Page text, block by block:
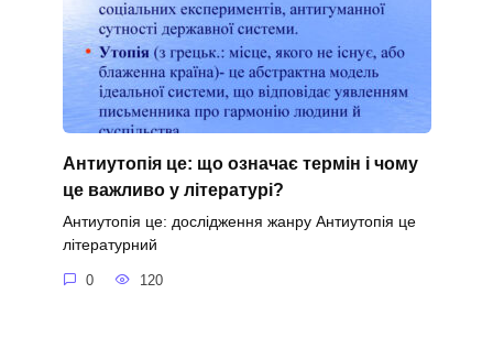
Антиутопія це: що означає термін і чому
це важливо у літературі?
Антиутопія це: дослідження жанру Антиутопія це
літературний
0 120